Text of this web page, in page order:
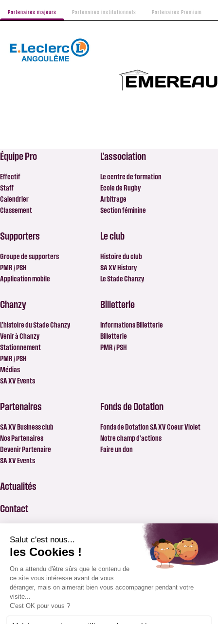
Partenaires majeurs Partenaires institutionnels Partenaires Premium
Équipe Pro
Effectif
Staff
Calendrier
Classement
L’association
Le centre de formation
Ecole de Rugby
Arbitrage
Section féminine
Supporters
Groupe de supporters
PMR / PSH
Application mobile
Le club
Histoire du club
SA XV History
Le Stade Chanzy
Chanzy
L’histoire du Stade Chanzy
Venir à Chanzy
Stationnement
PMR / PSH
Médias
SA XV Events
Billetterie
Informations Billetterie
Billetterie
PMR / PSH
Partenaires
SA XV Business club
Nos Partenaires
Devenir Partenaire
SA XV Events
Fonds de Dotation
Fonds de Dotation SA XV Coeur Violet
Notre champ d’actions
Faire un don
Actualités
Contact
BILLETTERIE
APPLICATION SAXV
BOUTIQUE